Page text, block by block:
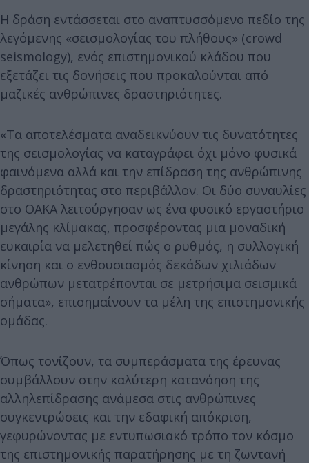
Η δράση εντάσσεται στο αναπτυσσόμενο πεδίο της
λεγόμενης «σεισμολογίας του πλήθους» (crowd
seismology), ενός επιστημονικού κλάδου που
εξετάζει τις δονήσεις που προκαλούνται από
μαζικές ανθρώπινες δραστηριότητες.
«Τα αποτελέσματα αναδεικνύουν τις δυνατότητες
της σεισμολογίας να καταγράφει όχι μόνο φυσικά
φαινόμενα αλλά και την επίδραση της ανθρώπινης
δραστηριότητας στο περιβάλλον. Οι δύο συναυλίες
στο ΟΑΚΑ λειτούργησαν ως ένα φυσικό εργαστήριο
μεγάλης κλίμακας, προσφέροντας μια μοναδική
ευκαιρία να μελετηθεί πώς ο ρυθμός, η συλλογική
κίνηση και ο ενθουσιασμός δεκάδων χιλιάδων
ανθρώπων μετατρέπονται σε μετρήσιμα σεισμικά
σήματα», επισημαίνουν τα μέλη της επιστημονικής
ομάδας.
Όπως τονίζουν, τα συμπεράσματα της έρευνας
συμβάλλουν στην καλύτερη κατανόηση της
αλληλεπίδρασης ανάμεσα στις ανθρώπινες
συγκεντρώσεις και την εδαφική απόκριση,
γεφυρώνοντας με εντυπωσιακό τρόπο τον κόσμο
της επιστημονικής παρατήρησης με τη ζωντανή